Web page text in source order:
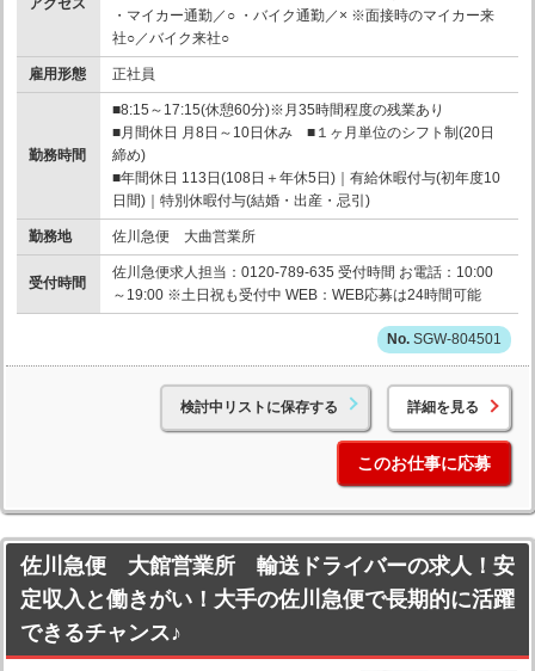
・マイカー通勤／○ ・バイク通勤／× ※面接時のマイカー来
社○／バイク来社○
雇用形態 正社員
勤務時間
■8:15～17:15(休憩60分)※月35時間程度の残業あり
■月間休日 月8日～10日休み ■１ヶ月単位のシフト制(20日
締め)
■年間休日 113日(108日＋年休5日)｜有給休暇付与(初年度10
日間)｜特別休暇付与(結婚・出産・忌引)
勤務地 佐川急便 大曲営業所
受付時間
佐川急便求人担当：0120-789-635 受付時間 お電話：10:00
～19:00 ※土日祝も受付中 WEB：WEB応募は24時間可能
SGW-804501
検討中リストに保存する 詳細を見る
このお仕事に応募
佐川急便 大館営業所 輸送ドライバーの求人！安
定収入と働きがい！大手の佐川急便で長期的に活躍
できるチャンス♪